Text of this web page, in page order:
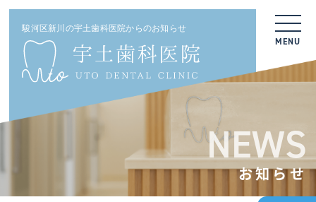
駿河区新川の宇土歯科医院からのお知らせ
MENU
NEWS
お知らせ